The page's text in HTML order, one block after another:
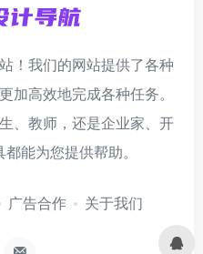
！我们的网站提供了各种
加高效地完成各种任务。
、教师，还是企业家、开
能为您提供帮助。
广告合作 关于我们